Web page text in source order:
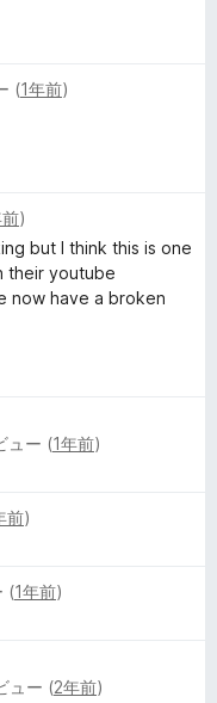
(1年前)
)
but I think this is one
their youtube
now have a broken
ュー (1年前)
前)
(1年前)
ュー (2年前)